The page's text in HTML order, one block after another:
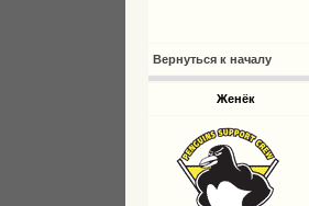
Вернуться к началу
Женёк